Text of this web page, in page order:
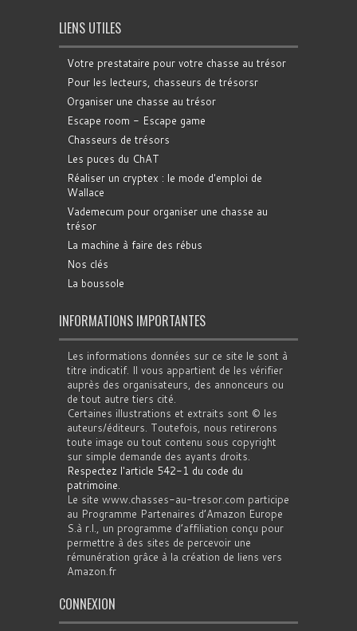
LIENS UTILES
Votre prestataire pour votre chasse au trésor
Pour les lecteurs, chasseurs de trésorsr
Organiser une chasse au trésor
Escape room - Escape game
Chasseurs de trésors
Les puces du ChAT
Réaliser un cryptex : le mode d'emploi de
Wallace
Vademecum pour organiser une chasse au
trésor
La machine à faire des rébus
Nos clés
La boussole
INFORMATIONS IMPORTANTES
Les informations données sur ce site le sont à
titre indicatif. Il vous appartient de les vérifier
auprès des organisateurs, des annonceurs ou
de tout autre tiers cité.
Certaines illustrations et extraits sont © les
auteurs/éditeurs. Toutefois, nous retirerons
toute image ou tout contenu sous copyright
sur simple demande des ayants droits.
Respectez l'article 542-1 du code du
patrimoine.
Le site www.chasses-au-tresor.com participe
au Programme Partenaires d’Amazon Europe
S.à r.l., un programme d’affiliation conçu pour
permettre à des sites de percevoir une
rémunération grâce à la création de liens vers
Amazon.fr
CONNEXION